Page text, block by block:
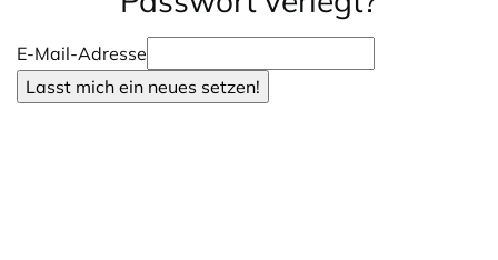
E-Mail-Adresse
Lasst mich ein neues setzen!